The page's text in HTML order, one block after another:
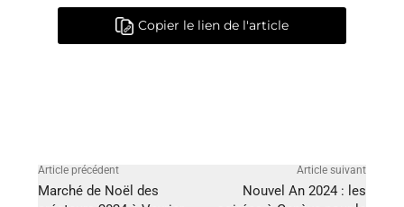
Copier le lien de l'article
Article précédent
Marché de Noël des
Article suivant
Nouvel An 2024 : les